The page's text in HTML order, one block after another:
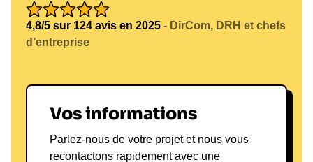
4,8/5 sur 124 avis en 2025 - DirCom, DRH et chefs
d’entreprise
Vos informations
Parlez-nous de votre projet et nous vous
recontactons rapidement avec une